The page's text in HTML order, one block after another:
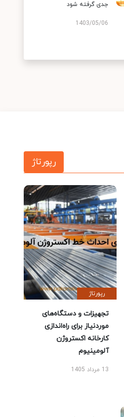
جدی گرفته شود
1403/05/06
رپورتاژ
رپورتاژ
تجهیزات و دستگاه‌های
موردنیاز برای راه‌اندازی
کارخانه اکستروژن
آلومینیوم
13 مرداد 1405